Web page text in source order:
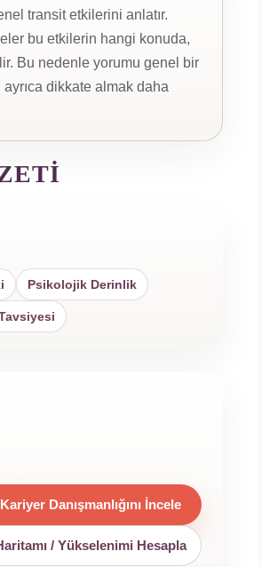
transit etkilerini anlatır.
bu etkilerin hangi konuda,
Bu nedenle yorumu genel bir
dikkate almak daha
Psikolojik Derinlik
Kariyer Danışmanlığını İncele
/ Yükselenimi Hesapla